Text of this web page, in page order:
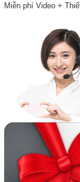
Miễn phí Video +